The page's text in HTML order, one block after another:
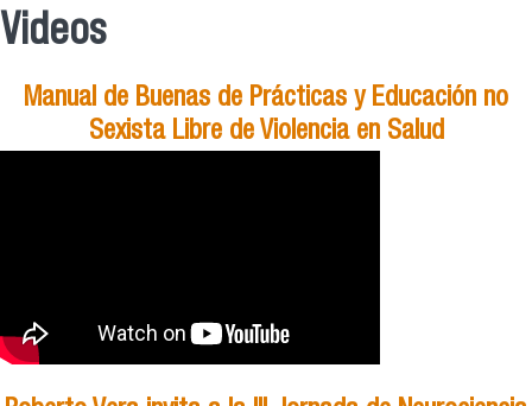
Videos
Manual de Buenas de Prácticas y Educación no
Sexista Libre de Violencia en Salud